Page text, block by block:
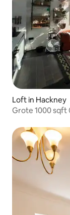
Loft in Hackney
Grote 1000 sqft